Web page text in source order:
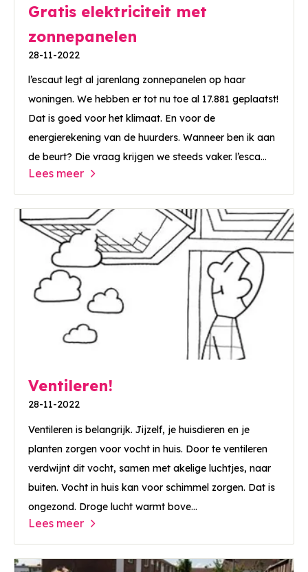
Gratis elektriciteit met
zonnepanelen
28-11-2022
l’escaut legt al jarenlang zonnepanelen op haar
woningen. We hebben er tot nu toe al 17.881 geplaatst!
Dat is goed voor het klimaat. En voor de
energierekening van de huurders. Wanneer ben ik aan
de beurt? Die vraag krijgen we steeds vaker. l’esca...
Lees meer
Ventileren!
28-11-2022
Ventileren is belangrijk. Jijzelf, je huisdieren en je
planten zorgen voor vocht in huis. Door te ventileren
verdwijnt dit vocht, samen met akelige luchtjes, naar
buiten. Vocht in huis kan voor schimmel zorgen. Dat is
ongezond. Droge lucht warmt bove...
Lees meer